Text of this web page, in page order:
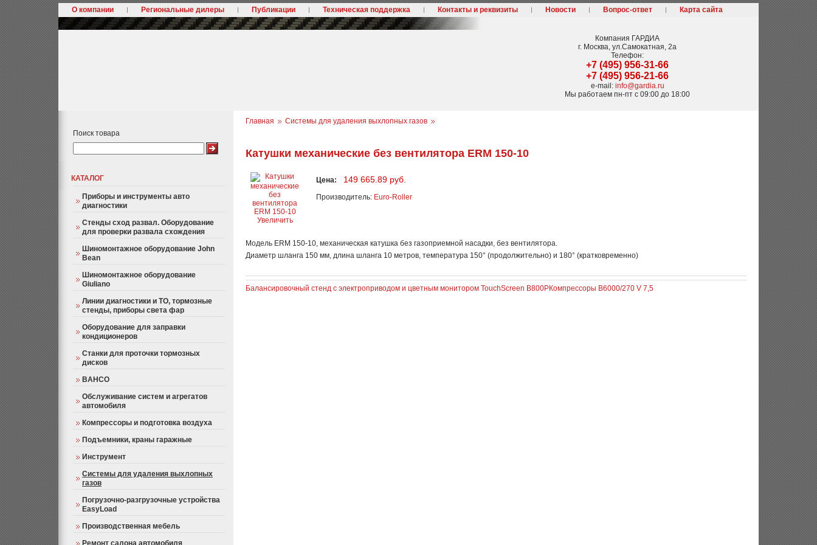
О компании Региональные дилеры Публикации Техническая поддержка Контакты и реквизиты Новости Вопрос-ответ Карта сайта
Компания ГАРДИА
г. Москва, ул.Самокатная, 2а
Телефон:
+7 (495) 956-31-66
+7 (495) 956-21-66
e-mail: info@gardia.ru
Мы работаем пн-пт с 09:00 до 18:00
Поиск товара
КАТАЛОГ
Приборы и инструменты авто
диагностики
Стенды сход развал. Оборудование
для проверки развала схождения
Шиномонтажное оборудование John
Bean
Шиномонтажное оборудование
Giuliano
Линии диагностики и ТО, тормозные
стенды, приборы света фар
Оборудование для заправки
кондиционеров
Станки для проточки тормозных
дисков
BAHCO
Обслуживание систем и агрегатов
автомобиля
Компрессоры и подготовка воздуха
Подъемники, краны гаражные
Инструмент
Системы для удаления выхлопных
газов
Погрузочно-разгрузочные устройства
EasyLoad
Производственная мебель
Ремонт салона автомобиля
Главная Системы для удаления выхлопных газов
Катушки механические без вентилятора ERM 150-10
Увеличить
Цена: 149 665.89 руб.
Производитель: Euro-Roller
Модель ERM 150-10, механическая катушка без газоприемной насадки, без вентилятора.
Диаметр шланга 150 мм, длина шланга 10 метров, температура 150° (продолжительно) и 180° (кратковременно)
Балансировочный стенд с электроприводом и цветным монитором TouchScreen B800PКомпрессоры B6000/270 V 7,5